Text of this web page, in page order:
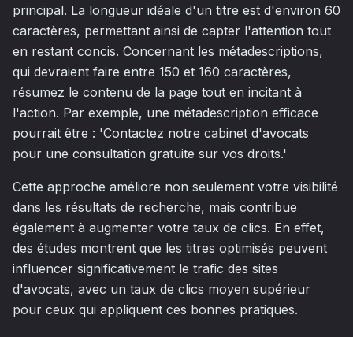
principal. La longueur idéale d'un titre est d'environ 60
caractères, permettant ainsi de capter l'attention tout
en restant concis. Concernant les métadescriptions,
qui devraient faire entre 150 et 160 caractères,
résumez le contenu de la page tout en incitant à
l'action. Par exemple, une métadescription efficace
pourrait être : 'Contactez notre cabinet d'avocats
pour une consultation gratuite sur vos droits.'
Cette approche améliore non seulement votre visibilité
dans les résultats de recherche, mais contribue
également à augmenter votre taux de clics. En effet,
des études montrent que les titres optimisés peuvent
influencer significativement le trafic des sites
d'avocats, avec un taux de clics moyen supérieur
pour ceux qui appliquent ces bonnes pratiques.